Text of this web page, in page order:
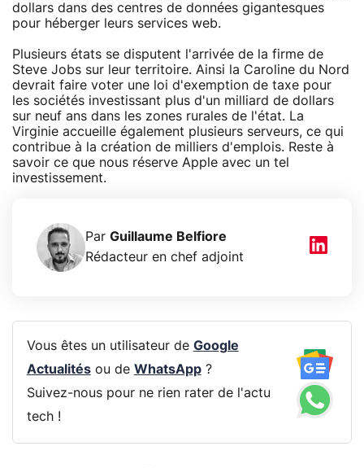
dollars dans des centres de données gigantesques
pour héberger leurs services web.
Plusieurs états se disputent l'arrivée de la firme de
Steve Jobs sur leur territoire. Ainsi la Caroline du Nord
devrait faire voter une loi d'exemption de taxe pour
les sociétés investissant plus d'un milliard de dollars
sur neuf ans dans les zones rurales de l'état. La
Virginie accueille également plusieurs serveurs, ce qui
contribue à la création de milliers d'emplois. Reste à
savoir ce que nous réserve Apple avec un tel
investissement.
Par Guillaume Belfiore
Rédacteur en chef adjoint
Vous êtes un utilisateur de Google
Actualitésou de WhatsApp?
Suivez-nous pour ne rien rater de l'actu
tech !